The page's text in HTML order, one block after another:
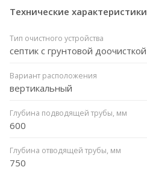
Технические характеристики
Тип очистного устройства
септик с грунтовой доочисткой
Вариант расположения
вертикальный
Глубина подводящей трубы, мм
600
Глубина отводящей трубы, мм
750